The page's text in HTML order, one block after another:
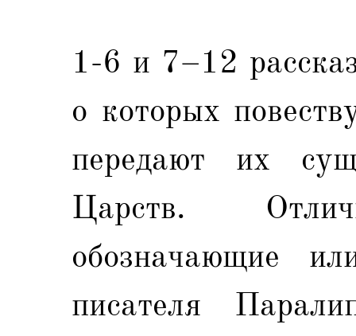
1-6 и 7–12
о которых
передают их
Царств.
обозначающие
писателя